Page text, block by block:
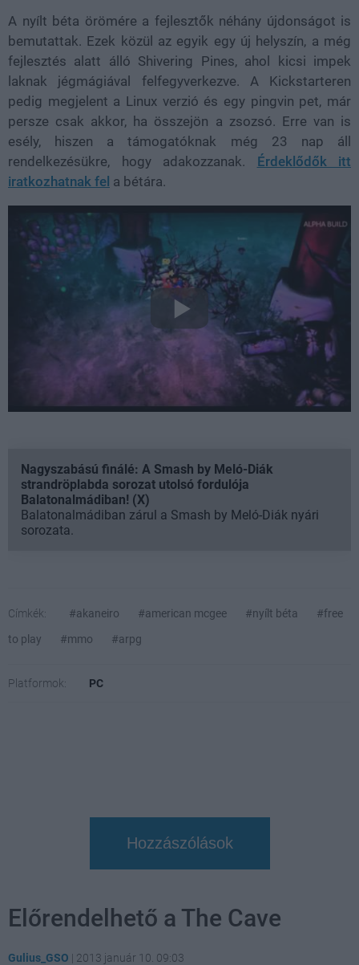
A nyílt béta örömére a fejlesztők néhány újdonságot is
bemutattak. Ezek közül az egyik egy új helyszín, a még
fejlesztés alatt álló Shivering Pines, ahol kicsi impek
laknak jégmágiával felfegyverkezve. A Kickstarteren
pedig megjelent a Linux verzió és egy pingvin pet, már
persze csak akkor, ha összejön a zsozsó. Erre van is
esély, hiszen a támogatóknak még 23 nap áll
rendelkezésükre, hogy adakozzanak. Érdeklődők itt
iratkozhatnak fel a bétára.
Nagyszabású finálé: A Smash by Meló-Diák
strandröplabda sorozat utolsó fordulója
Balatonalmádiban! (X)
Balatonalmádiban zárul a Smash by Meló-Diák nyári
sorozata.
Címkék: #akaneiro #american mcgee #nyílt béta
#free
to play
#mmo #arpg
Platformok: PC
Hozzászólások
Előrendelhető a The Cave
Gulius_GSO | 2013 január 10. 09:03